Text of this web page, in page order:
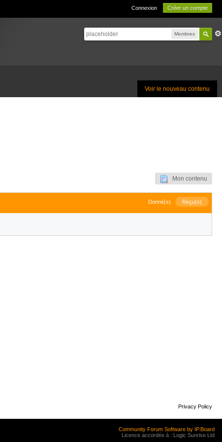
Connexion Créer un compte
Membres
Voir le nouveau contenu
Mon contenu
Donné(s) Reçu(s)
Privacy Policy
Community Forum Software by IP.Board
Licence accordée à : Logic Sunrise Ltd